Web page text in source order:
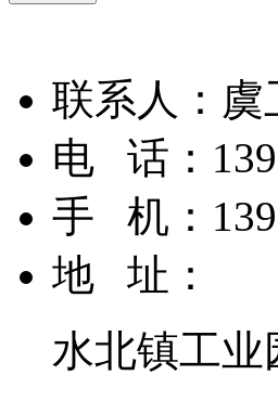
联系人： 虞
电 话：
手 机：
地 址：
水北镇工业